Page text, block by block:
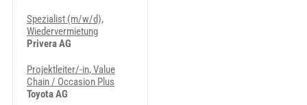
Spezialist (m/w/d),
Wiedervermietung
Privera AG
Projektleiter/-in, Value
Chain / Occasion Plus
Toyota AG